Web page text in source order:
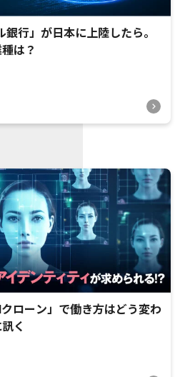
行」が日本に上陸したら。
は？
ローン」で働き方はどう変わ
く